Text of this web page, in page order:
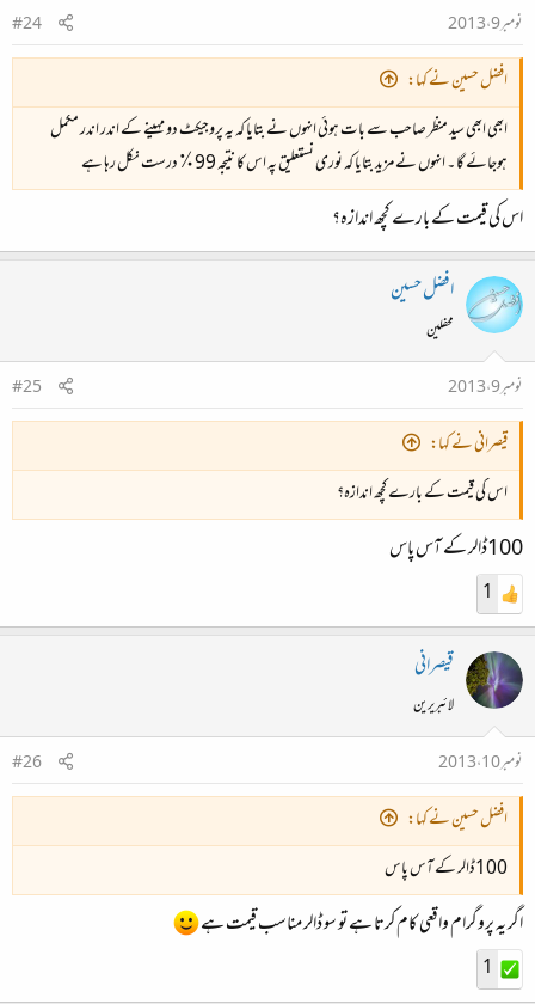
نومبر 9، 2013
#24
افضل حسین نے کہا:
ابھی ابھی سید منظر صاحب سے بات ہوئی انہوں نے بتایا کہ یہ پروجیکٹ دو مہینے کے اندر اندر مکمل
ہوجائے گا ۔ انہوں نے مزید بتایا کہ نوری نستعلیق پہ اس کا نتیجہ 99٪ درست نکل رہا ہے
اس کی قیمت کے بارے کچھ اندازہ؟
افضل حسین
محفلین
نومبر 9، 2013
#25
قیصرانی نے کہا:
اس کی قیمت کے بارے کچھ اندازہ؟
100ڈالر کے آس پاس
1
قیصرانی
لائبریرین
نومبر 10، 2013
#26
افضل حسین نے کہا:
100ڈالر کے آس پاس
اگر یہ پروگرام واقعی کام کرتا ہے تو سو ڈالر مناسب قیمت ہے
1